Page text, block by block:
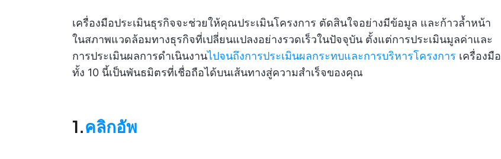
เครื่องมือประเมินธุรกิจจะช่วยให้คุณประเมินโครงการ ตัดสินใจอย่างมีข้อมูล และก้าวล้ำหน้า
ในสภาพแวดล้อมทางธุรกิจที่เปลี่ยนแปลงอย่างรวดเร็วในปัจจุบัน ตั้งแต่การประเมินมูลค่าและ
การประเมินผลการดำเนินงานไปจนถึงการประเมินผลกระทบและการบริหารโครงการ เครื่องมือ
ทั้ง 10 นี้เป็นพันธมิตรที่เชื่อถือได้บนเส้นทางสู่ความสำเร็จของคุณ
1.คลิกอัพ